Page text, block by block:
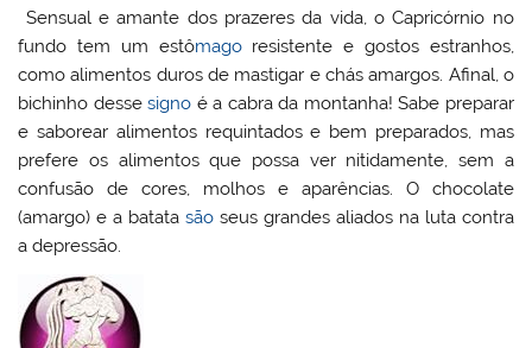
Sensual e amante dos prazeres da vida, o Capricórnio no
fundo tem um estômagoresistente e gostos estranhos,
como alimentos duros de mastigar e chás amargos. Afinal, o
bichinho dessesigno é a cabra da montanha! Sabe preparar
e saborear alimentos requintados e bem preparados, mas
prefere os alimentos que possa ver nitidamente, sem a
confusão de cores, molhos e aparências. O chocolate
(amargo) e a batatasão seus grandes aliados na luta contra
a depressão.